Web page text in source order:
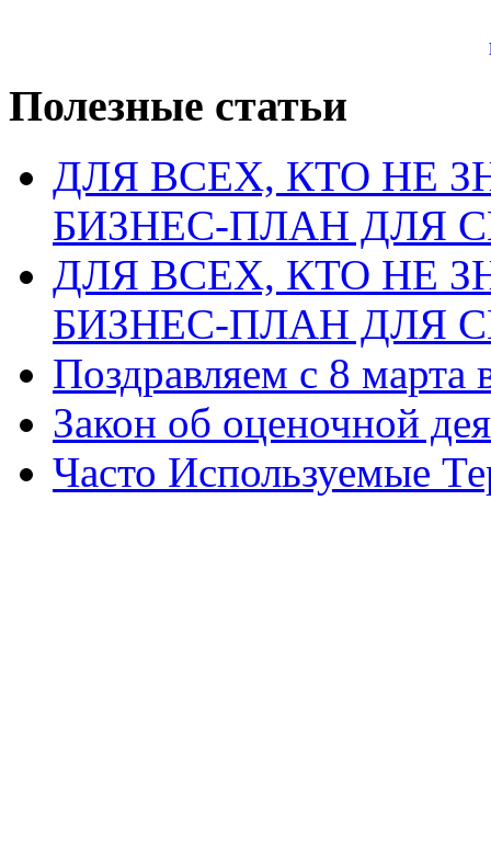
Полезные статьи
ДЛЯ ВСЕХ, КТО НЕ
БИЗНЕС-ПЛАН ДЛЯ
ДЛЯ ВСЕХ, КТО НЕ
БИЗНЕС-ПЛАН ДЛЯ
Поздравляем с 8
Закон об оценочной
Часто Используемые